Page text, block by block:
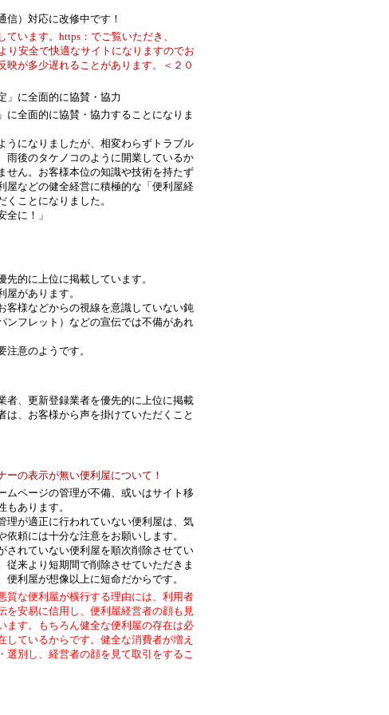
）対応に改修中です！
います。https：でご覧いただき、
り安全で快適なサイトになりますのでお
が多少遅れることがあります。＜２０
」に全面的に協賛・協力
全面的に協賛・協力することになりま
うになりましたが、相変わらずトラブル
雨後のタケノコのように開業しているか
せん。お客様本位の知識や技術を持たず
屋などの健全経営に積極的な「便利屋経
ことになりました。
全に！」
的に上位に掲載しています。
があります。
客様などからの視線を意識していない鈍
ンフレット）などの宣伝では不備があれ
意のようです。
者、更新登録業者を優先的に上位に掲載
は、お客様から声を掛けていただくこと
ーの表示が無い便利屋について！
ムページの管理が不備、或いはサイト移
あります。
理が適正に行われていない便利屋は、気
頼には十分な注意をお願いします。
されていない便利屋を順次削除させてい
来より短期間で削除させていただきま
利屋が想像以上に短命だからです。
な便利屋が横行する理由には、利用者
を安易に信用し、便利屋経営者の顔も見
ます。もちろん健全な便利屋の存在は必
ているからです。健全な消費者が増え
選別し、経営者の顔を見て取引をするこ